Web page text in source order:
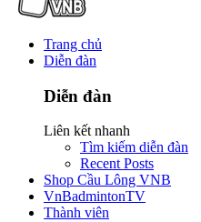
Trang chủ
Diễn đàn
Diễn đàn
Liên kết nhanh
Tìm kiếm diễn đàn
Recent Posts
Shop Cầu Lông VNB
VnBadmintonTV
Thành viên